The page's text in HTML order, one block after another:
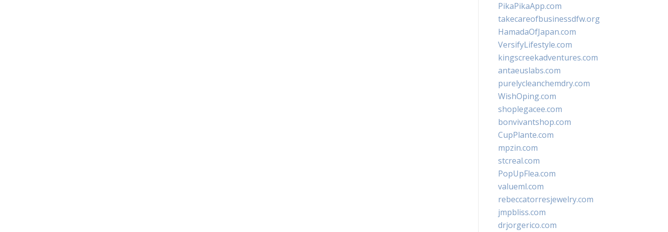
PikaPikaApp.com
takecareofbusinessdfw.org
HamadaOfJapan.com
VersifyLifestyle.com
kingscreekadventures.com
antaeuslabs.com
purelycleanchemdry.com
WishOping.com
shoplegacee.com
bonvivantshop.com
CupPlante.com
mpzin.com
stcreal.com
PopUpFlea.com
valueml.com
rebeccatorresjewelry.com
jmpbliss.com
drjorgerico.com